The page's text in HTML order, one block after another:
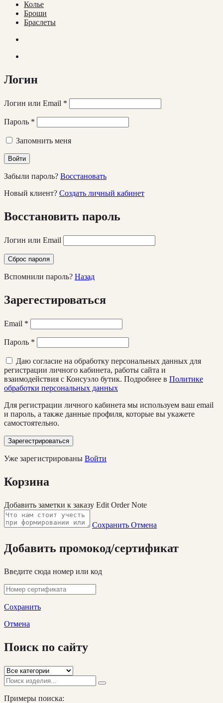
Колье
Броши
Браслеты
Логин
Логин или Email *
Пароль *
Запомнить меня
Войти
Забыли пароль? Восстановать
Новый клиент? Создать личный кабинет
Восстановить пароль
Логин или Email
Сброс пароля
Вспомнили пароль? Назад
Зарегестироваться
Email *
Пароль *
Даю согласие на обработку персональных данных для
регистрации личного кабинета, работы сайта и
взаимодействия с Консуэло бутик. Подробнее в Политике
обработки персональных данных
Для регистрации личного кабинета мы используем ваш email
и пароль, а также данные профиля, которые вы укажете
самостоятельно.
Зарегестрироваться
Уже зарегистрированы Войти
Корзина
Добавить заметки к заказу Edit Order Note
Сохранить Отмена
Добавить промокод/сертификат
Введите сюда номер или код
Сохранить
Отмена
Поиск по сайту
Примеры поиска: